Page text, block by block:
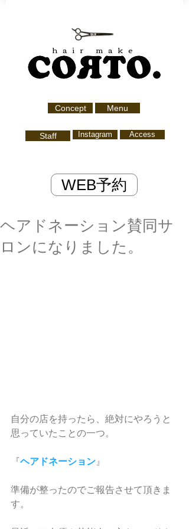
hair make
Concept Menu
Staff Instagram Access
WEB予約
ヘアドネーション賛同サ
ロンになりました。
自分の店を持ったら、絶対にやろうと
思っていたことの一つ。
『ヘアドネーション 』
準備が整ったのでご報告させて頂きま
す。